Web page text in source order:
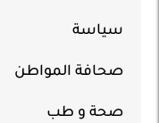
سياسة
صحافة المواطن
صحة و طب